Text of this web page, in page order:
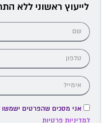
לייעוץ ראשוני ללא
אני מסכים שהפרטים
למדיניות פרטיות